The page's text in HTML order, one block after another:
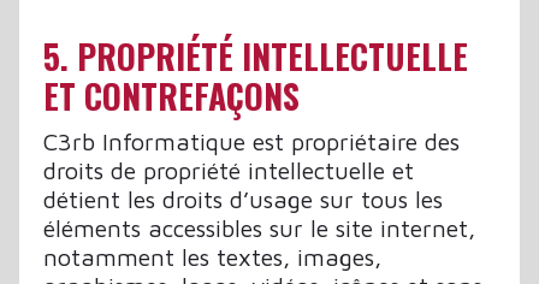
5. PROPRIÉTÉ INTELLECTUELLE
ET CONTREFAÇONS
C3rb Informatique est propriétaire des
droits de propriété intellectuelle et
détient les droits d’usage sur tous les
éléments accessibles sur le site internet,
notamment les textes, images,